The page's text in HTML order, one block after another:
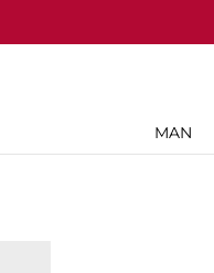
MAN